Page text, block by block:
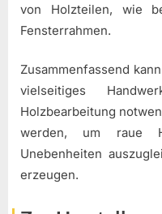
von Holzteilen, wie
Fensterrahmen.
Zusammenfassend
vielseitiges
Holzbearbeitung
werden, um raue
Unebenheiten
erzeugen.